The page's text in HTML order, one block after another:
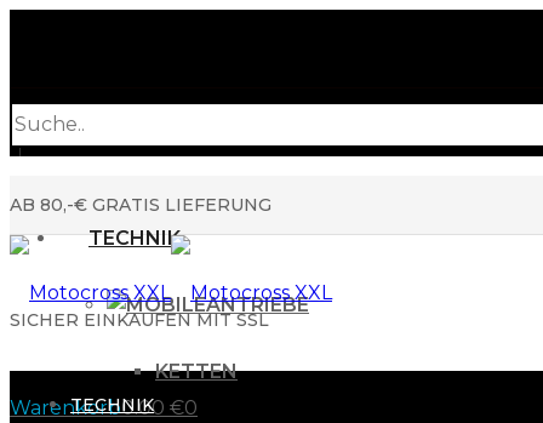
search
TECHNIK
ANTRIEBE
KETTEN
AB 80,-€ GRATIS LIEFERUNG
SICHER EINKAUFEN MIT SSL
Warenkorb0.00 €0
TECHNIK